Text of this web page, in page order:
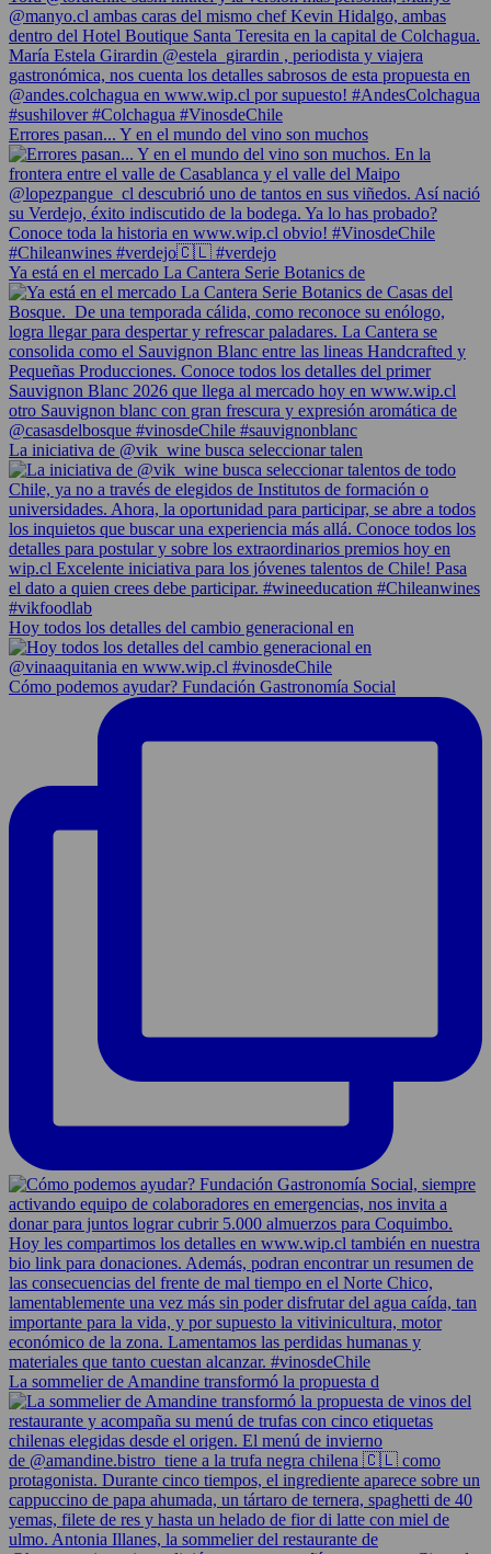
Errores pasan... Y en el mundo del vino son muchos
Ya está en el mercado La Cantera Serie Botanics de
La iniciativa de @vik_wine busca seleccionar talen
Hoy todos los detalles del cambio generacional en
Cómo podemos ayudar? Fundación Gastronomía Social
La sommelier de Amandine transformó la propuesta d